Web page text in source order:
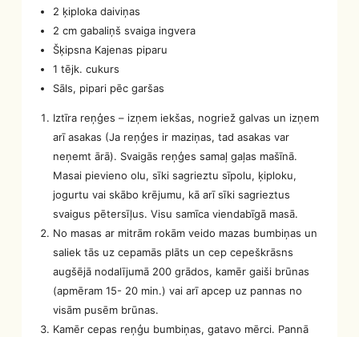
2 ķiploka daiviņas
2 cm gabaliņš svaiga ingvera
Šķipsna Kajenas piparu
1 tējk. cukurs
Sāls, pipari pēc garšas
Iztīra reņģes – izņem iekšas, nogriež galvas un izņem
arī asakas (Ja reņģes ir maziņas, tad asakas var
neņemt ārā). Svaigās reņģes samaļ gaļas mašīnā.
Masai pievieno olu, sīki sagrieztu sīpolu, ķiploku,
jogurtu vai skābo krējumu, kā arī sīki sagrieztus
svaigus pētersīļus. Visu samīca viendabīgā masā.
No masas ar mitrām rokām veido mazas bumbiņas un
saliek tās uz cepamās plāts un cep cepeškrāsns
augšējā nodalījumā 200 grādos, kamēr gaiši brūnas
(apmēram 15- 20 min.) vai arī apcep uz pannas no
visām pusēm brūnas.
Kamēr cepas reņģu bumbiņas, gatavo mērci. Pannā